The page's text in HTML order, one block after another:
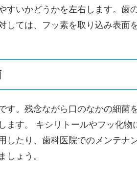
すいかどうかを左右します。歯
しては、フッ素を取り込み表面
す。残念ながら口のなかの細菌
ます。 キシリトールやフッ化
したり、歯科医院でのメンテナ
しょう。